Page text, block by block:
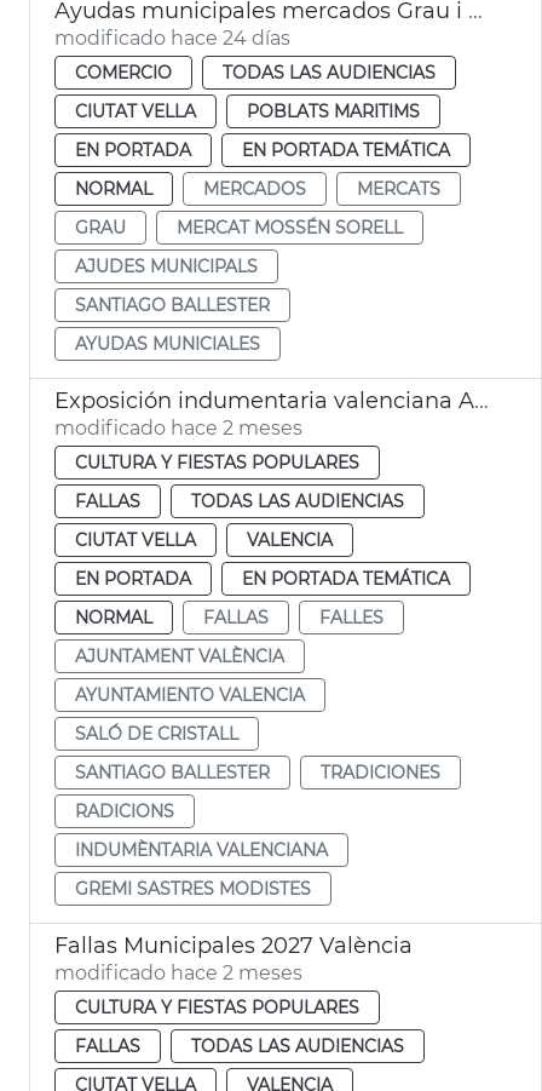
Ayudas municipales mercados Grau i Mossén Sorell València
modificado hace 24 días
COMERCIO
TODAS LAS AUDIENCIAS
CIUTAT VELLA
POBLATS MARITIMS
EN PORTADA
EN PORTADA TEMÁTICA
NORMAL
MERCADOS
MERCATS
GRAU
MERCAT MOSSÉN SORELL
AJUDES MUNICIPALS
SANTIAGO BALLESTER
AYUDAS MUNICIALES
Exposición indumentaria valenciana Ayuntamiento València
modificado hace 2 meses
CULTURA Y FIESTAS POPULARES
FALLAS
TODAS LAS AUDIENCIAS
CIUTAT VELLA
VALENCIA
EN PORTADA
EN PORTADA TEMÁTICA
NORMAL
FALLAS
FALLES
AJUNTAMENT VALÈNCIA
AYUNTAMIENTO VALENCIA
SALÓ DE CRISTALL
SANTIAGO BALLESTER
TRADICIONES
RADICIONS
INDUMÈNTARIA VALENCIANA
GREMI SASTRES MODISTES
Fallas Municipales 2027 València
modificado hace 2 meses
CULTURA Y FIESTAS POPULARES
FALLAS
TODAS LAS AUDIENCIAS
CIUTAT VELLA
VALENCIA